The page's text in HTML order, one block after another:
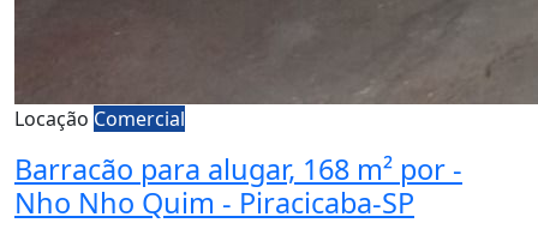
Locação Comercial
Barracão para alugar, 168 m² por -
Nho Nho Quim - Piracicaba-SP